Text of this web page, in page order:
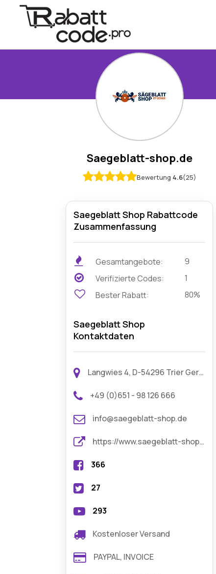
Saegeblatt-shop.de
Bewertung 4.6(25)
Saegeblatt Shop Rabattcode
Zusammenfassung
Gesamtangebote:
9
Verifizierte Codes:
1
Bester Rabatt:
80%
Saegeblatt Shop
Kontaktdaten
Langwies 4, D-54296 Trier Germany
+49 (0)651 - 98 126 666
info@saegeblatt-shop.de
https://www.saegeblatt-shop.de/
366
27
293
Kostenloser Versand
PAYPAL, INVOICE